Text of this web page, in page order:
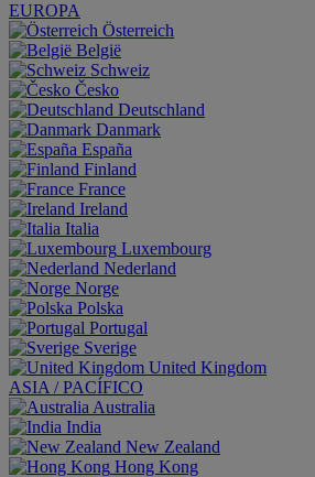
EUROPA
Österreich
België
Schweiz
Česko
Deutschland
Danmark
España
Finland
France
Ireland
Italia
Luxembourg
Nederland
Norge
Polska
Portugal
Sverige
United Kingdom
ASIA / PACÍFICO
Australia
India
New Zealand
Hong Kong